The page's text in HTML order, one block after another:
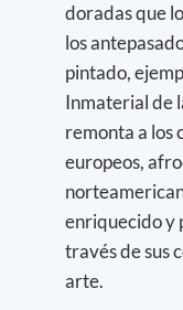
doradas que
los
pintado,
Inmaterial de
remonta a los
europeos,
enriquecido y
través de sus
arte.